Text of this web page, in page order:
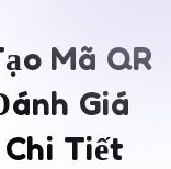
Mã QR
Giá
Tiết